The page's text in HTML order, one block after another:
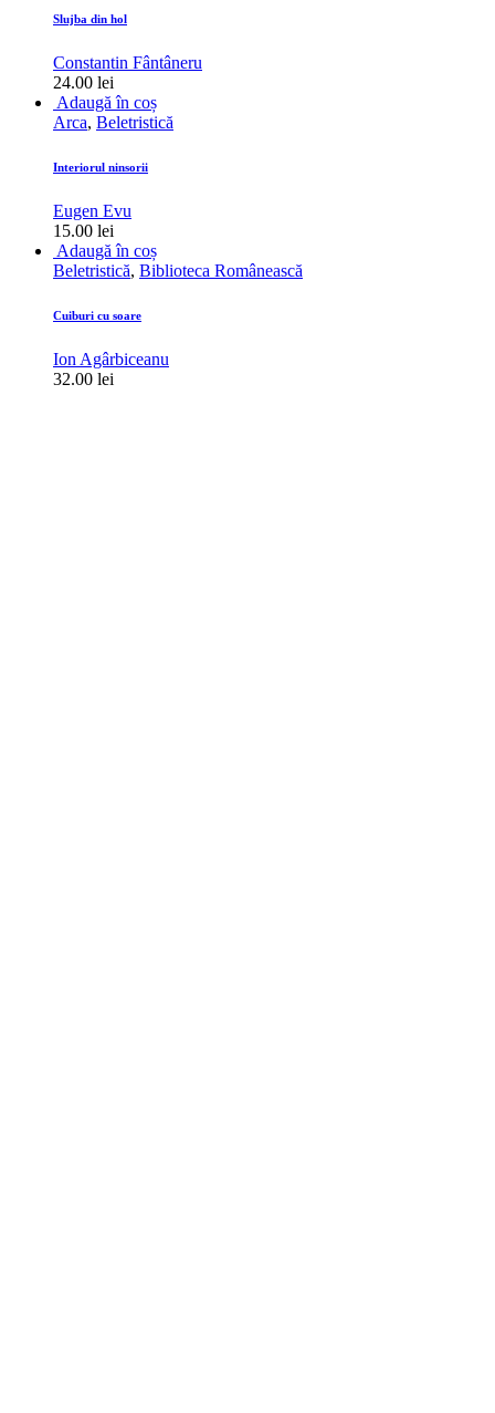
Slujba din hol
Constantin Fântâneru
24.00 lei
Adaugă în coș
Arca, Beletristică
Interiorul ninsorii
Eugen Evu
15.00 lei
Adaugă în coș
Beletristică, Biblioteca Românească
Cuiburi cu soare
Ion Agârbiceanu
32.00 lei